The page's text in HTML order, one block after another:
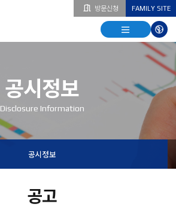
방문신청 FAMILY SITE
열기
열기
다국어
열기
공시정보
Disclosure Information
공시정보
공고